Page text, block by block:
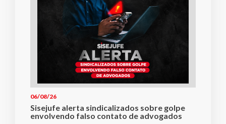
06/08/26
Sisejufe alerta sindicalizados sobre golpe
envolvendo falso contato de advogados